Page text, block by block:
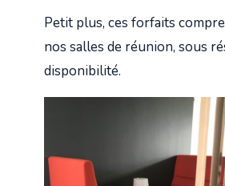
Petit plus, ces forfaits
nos salles de réunion, sous
disponibilité.